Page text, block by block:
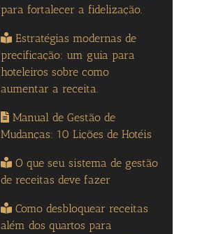
para fortalecer a fidelização.
Estratégias modernas de
precificação: um guia para
hoteleiros sobre como
aumentar a receita.
Manual de Gestão de
Mudanças: 10 Lições de Hotéis
O que seu sistema de gestão
de receitas deve fazer
Como desbloquear receitas
além dos quartos para